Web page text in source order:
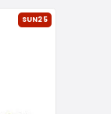
SUN25